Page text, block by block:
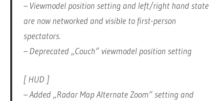
– Viewmodel position setting and left/right hand state
are now networked and visible to first-person
spectators.
– Deprecated „Couch“ viewmodel position setting
[ HUD ]
– Added „Radar Map Alternate Zoom“ setting and